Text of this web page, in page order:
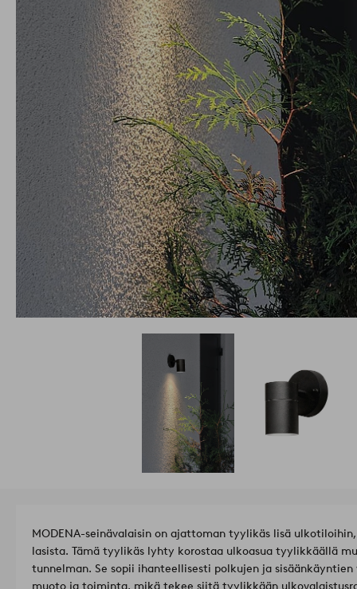
MODENA-seinävalaisin on ajattoman tyylikäs lisä
lasista. Tämä tyylikäs lyhty korostaa ulkoasua tyylikkäällä
tunnelman. Se sopii ihanteellisesti polkujen ja
muoto ja toiminta, mikä tekee siitä tyylikkään